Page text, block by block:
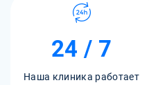
24 / 7
Наша клиника работает